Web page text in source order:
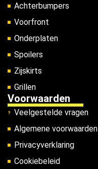
Achterbumpers
Voorfront
Onderplaten
Spoilers
Zijskirts
Grillen
Voorwaarden
Veelgestelde vragen
Algemene voorwaarden
Privacyverklaring
Cookiebeleid